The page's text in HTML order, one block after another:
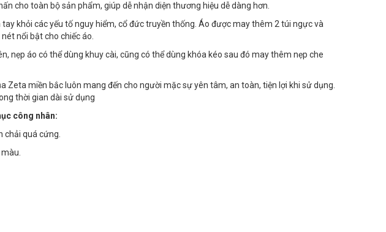
cho toàn bộ sản phẩm, giúp dễ nhận diện thương hiệu dễ dàng hơn.
khỏi các yếu tố nguy hiểm, cổ đức truyền thống. Áo được may thêm 2 túi ngực và
nổi bật cho chiếc áo.
nẹp áo có thể dùng khuy cài, cũng có thể dùng khóa kéo sau đó may thêm nẹp che
Zeta miền bắc luôn mang đến cho người mặc sự yên tâm, an toàn, tiện lợi khi sử dụng.
thời gian dài sử dụng
công nhân:
chải quá cứng.